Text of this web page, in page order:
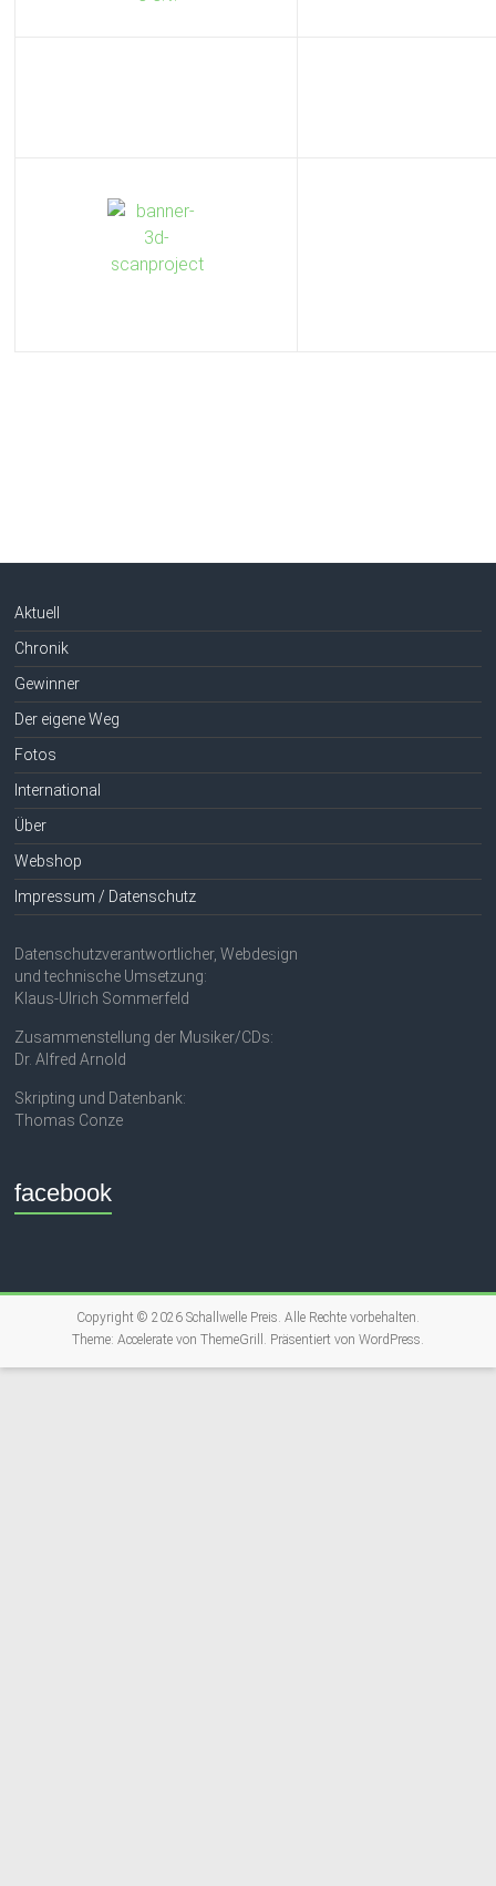
Aktuell
Chronik
Gewinner
Der eigene Weg
Fotos
International
Über
Webshop
Impressum / Datenschutz
Datenschutzverantwortlicher, Webdesign
und technische Umsetzung:
Klaus-Ulrich Sommerfeld
Zusammenstellung der Musiker/CDs:
Dr. Alfred Arnold
Skripting und Datenbank:
Thomas Conze
facebook
Copyright © 2026 Schallwelle Preis. Alle Rechte vorbehalten.
Theme: Acceleratevon ThemeGrill. Präsentiert von WordPress.